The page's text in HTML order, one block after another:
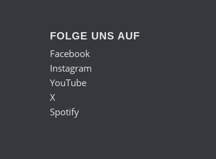
FOLGE UNS AUF
Facebook
Instagram
YouTube
X
Spotify